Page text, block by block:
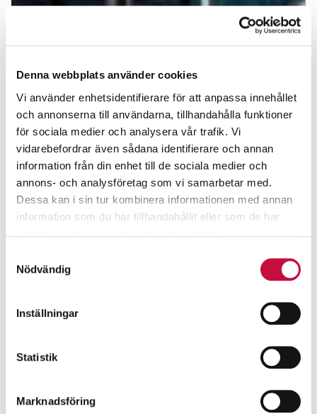
Denna webbplats använder cookies
Vi använder enhetsidentifierare för att anpassa innehållet
och annonserna till användarna, tillhandahålla funktioner
för sociala medier och analysera vår trafik. Vi
vidarebefordrar även sådana identifierare och annan
information från din enhet till de sociala medier och
annons- och analysföretag som vi samarbetar med.
Dessa kan i sin tur kombinera informationen med annan
information som du har tillhandahållit eller som de har
Nödvändig
Inställningar
Statistik
Marknadsföring